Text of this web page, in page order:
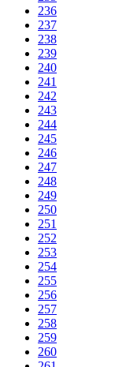
236
237
238
239
240
241
242
243
244
245
246
247
248
249
250
251
252
253
254
255
256
257
258
259
260